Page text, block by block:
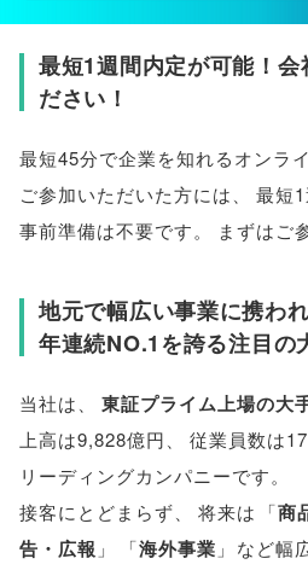
最短1週間内定が可能！会
ださい！
最短45分で企業を知れるオンラ
ご参加いただいた方には、
最短
事前準備は不要です。 まずはご
地元で幅広い事業に携わ
年連続NO.1を誇る注目の
当社は、 東証プライム上場の大
上高は9,828億円、 従業員数は
リーディングカンパニーです。
接客にとどまらず、 将来は 「商
告・広報 」 「海外事業 」 など幅